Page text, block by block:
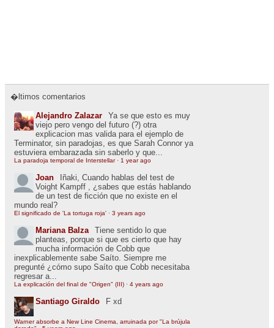
�ltimos comentarios
Alejandro Zalazar
Ya se que esto es muy
viejo pero vengo del futuro (?) otra
explicacion mas valida para el ejemplo de
Terminator, sin paradojas, es que Sarah Connor ya
estuviera embarazada sin saberlo y que...
La paradoja temporal de Interstellar· 1 year ago
Joan
Iñaki, Cuando hablas del test de
Voight Kampff , ¿sabes que estás hablando
de un test de ficción que no existe en el
mundo real?
El significado de 'La tortuga roja' · 3 years ago
Mariana Balza
Tiene sentido lo que
planteas, porque si que es cierto que hay
mucha información de Cobb que
inexplicablemente sabe Saíto. Siempre me
pregunté ¿cómo supo Saíto que Cobb necesitaba
regresar a...
La explicación del final de "Origen" (III) · 4 years ago
Santiago Giraldo F xd
Warner absorbe a New Line Cinema, arruinada por "La brújula